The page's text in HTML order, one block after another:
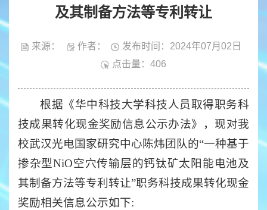
及其制备方法等专利转让
来源： 作者：
发布时间：2024年07月02日
点击量： 406
根据《华中科技大学科技人员取得职务科
技成果转化现金奖励信息公示办法》，现对我
校武汉光电国家研究中心陈炜团队的“一种基于
掺杂型NiO空穴传输层的钙钛矿太阳能电池及
其制备方法等专利转让”职务科技成果转化现金
奖励相关信息公示如下: